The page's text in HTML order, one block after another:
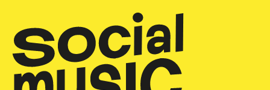
steunen
over ons